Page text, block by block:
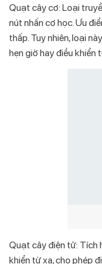
Quạt cây cơ: Loại
nút nhấn cơ học. Ưu
thấp. Tuy nhiên, loại
hẹn giờ hay điều khiển
Quạt cây điện tử: Tích
khiển từ xa, cho phép